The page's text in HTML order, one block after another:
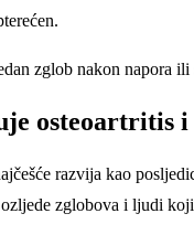
zglob nakon napora
osteoartritis
razvija kao
zglobova i ljudi